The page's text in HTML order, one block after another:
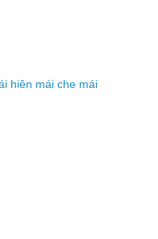
hiên mái che mái